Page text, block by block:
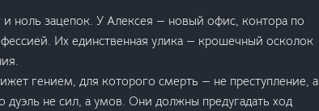
ноль зацепок. У Алексея — новый офис, контора по
Их единственная улика — крошечный осколок
гением, для которого смерть — не преступление, а
дуэль не сил, а умов. Они должны предугадать ход